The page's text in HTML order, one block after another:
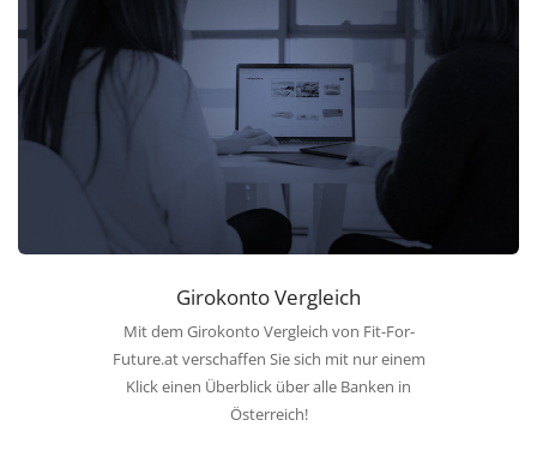
Girokonto Vergleich
Mit dem Girokonto Vergleich von Fit-For-
Future.at verschaffen Sie sich mit nur einem
Klick einen Überblick über alle Banken in
Österreich!